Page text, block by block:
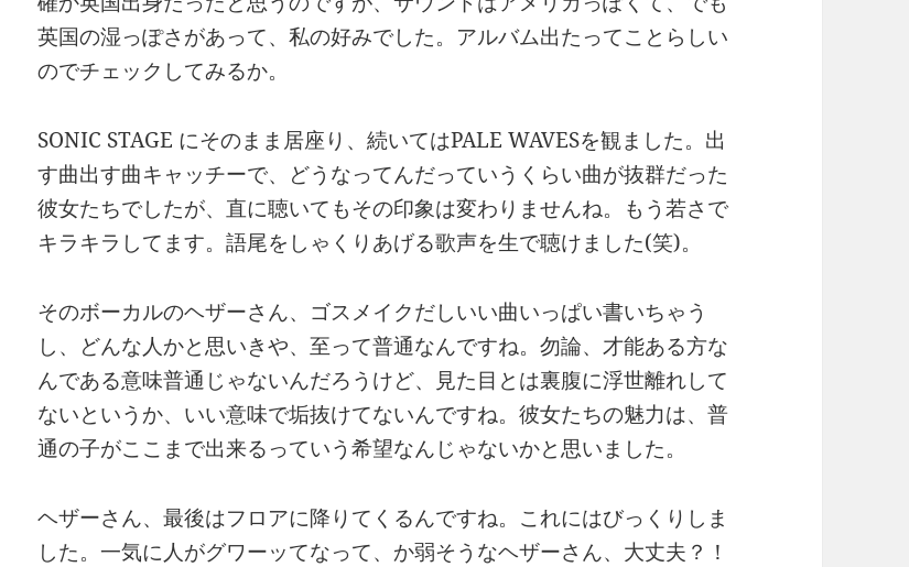
英国の湿っぽさがあって、私の好みでした。アルバム出たってことらしい
のでチェックしてみるか。
SONIC STAGE にそのまま居座り、続いてはPALE WAVESを観ました。出
す曲出す曲キャッチーで、どうなってんだっていうくらい曲が抜群だった
彼女たちでしたが、直に聴いてもその印象は変わりませんね。もう若さで
キラキラしてます。語尾をしゃくりあげる歌声を生で聴けました(笑)。
そのボーカルのヘザーさん、ゴスメイクだしいい曲いっぱい書いちゃう
し、どんな人かと思いきや、至って普通なんですね。勿論、才能ある方な
んである意味普通じゃないんだろうけど、見た目とは裏腹に浮世離れして
ないというか、いい意味で垢抜けてないんですね。彼女たちの魅力は、普
通の子がここまで出来るっていう希望なんじゃないかと思いました。
ヘザーさん、最後はフロアに降りてくるんですね。これにはびっくりしま
した。一気に人がグワーッてなって、か弱そうなヘザーさん、大丈夫？！